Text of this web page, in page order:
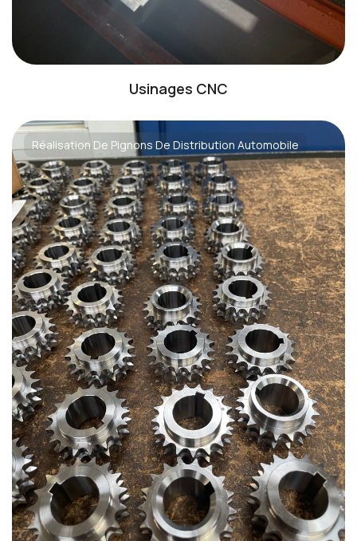
Usinages CNC
Réalisation De Pignons De Distribution Automobile